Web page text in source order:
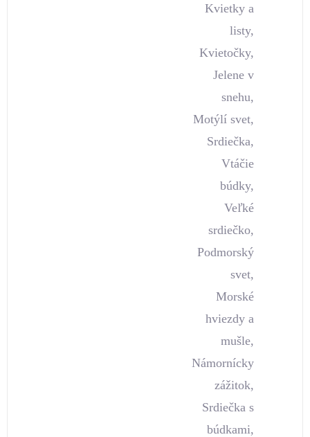
Kvietky a
listy,
Kvietočky,
Jelene v
snehu,
Motýlí svet,
Srdiečka,
Vtáčie
búdky,
Veľké
srdiečko,
Podmorský
svet,
Morské
hviezdy a
mušle,
Námornícky
zážitok,
Srdiečka s
búdkami,